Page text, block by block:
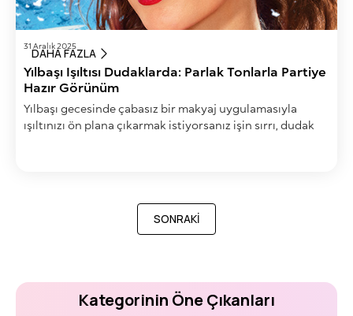
31 Aralık 2025
Yılbaşı Işıltısı Dudaklarda: Parlak Tonlarla Partiye
Hazır Görünüm
Yılbaşı gecesinde çabasız bir makyaj uygulamasıyla
ışıltınızı ön plana çıkarmak istiyorsanız işin sırrı, dudak
DAHA FAZLA
SONRAKI
SONRAKI
Kategorinin Öne Çıkanları